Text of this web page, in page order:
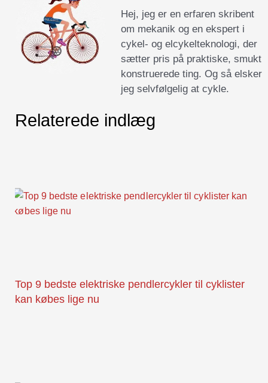
Hej, jeg er en erfaren skribent
om mekanik og en ekspert i
cykel- og elcykelteknologi, der
sætter pris på praktiske, smukt
konstruerede ting. Og så elsker
jeg selvfølgelig at cykle.
Relaterede indlæg
Top 9 bedste elektriske pendlercykler til cyklister
kan købes lige nu